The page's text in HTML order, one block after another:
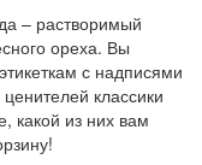
– растворимый
ореха. Вы
с надписями
классики
какой из них вам